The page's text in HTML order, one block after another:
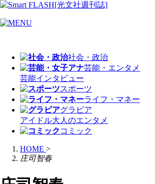
社会・政治
芸能・エンタメ
芸能インタビュー
スポーツ
ライフ・マネー
グラビア
アイドル大人のエンタメ
コミック
HOME >
庄司智春